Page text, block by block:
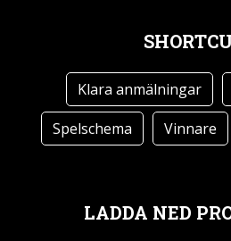
Klara anmälningar
Spelschema
Vinnare
LADDA NED